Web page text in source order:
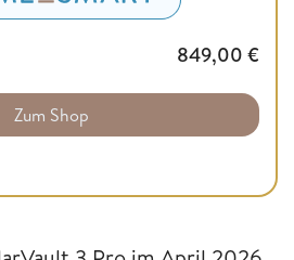
849,00 €
Zum Shop